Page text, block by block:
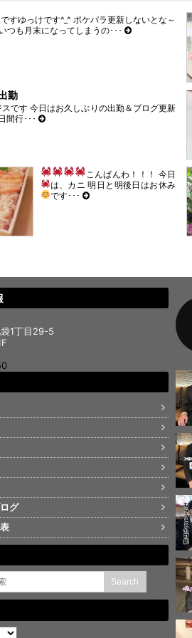
すゆっけです^_^ ポケパラ更新しないとな～
つも月末になってしまうの･･･
勤
スです 今日はお久しぶりの出勤＆ブログ更新
間行･･･
こんばんわ！！！ 今日
は、カニ 明日と明後日はお休み
です･･･
1丁目29-5
グ